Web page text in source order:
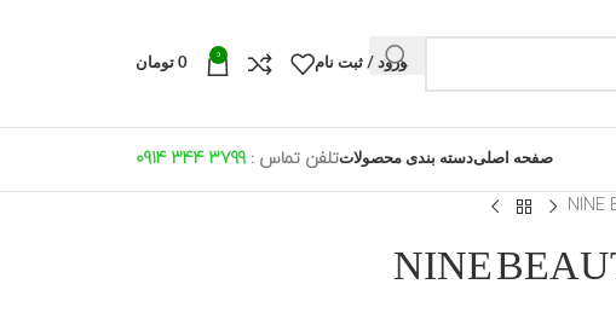
ورود / ثبت نام
0
0 تومان
صفحه اصلیدسته بندی محصولاتتلفن تماس : 3799 344 0914